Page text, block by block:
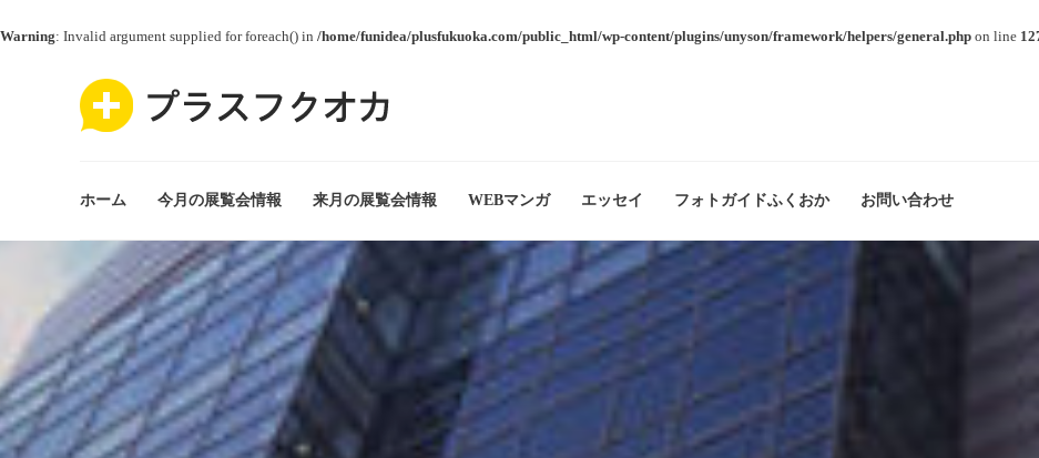
Warning: Invalid argument supplied for foreach() in /home/funidea/plusfukuoka.com/public_html/wp-content/plugins/unyson/framework/helpers/general.php on line
ホーム 今月の展覧会情報 来月の展覧会情報 WEBマンガ エッセイ フォトガイドふくおか お問い合わせ